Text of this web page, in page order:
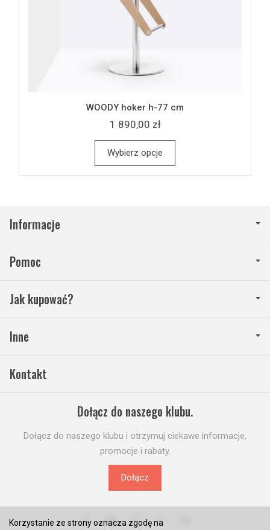
WOODY hoker h-77 cm
1 890,00 zł
Wybierz opcje
Informacje
Pomoc
Jak kupować?
Inne
Kontakt
Dołącz do naszego klubu.
Dołącz do naszego klubu i otrzymuj ciekawe informacje,
promocje i rabaty.
Dołącz
Korzystanie ze strony oznacza zgodę na